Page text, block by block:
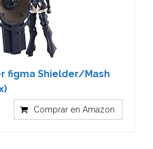
figma Shielder/Mash
Comprar en Amazon